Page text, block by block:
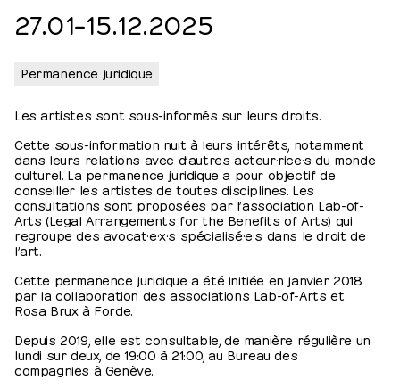
27.01⁠–⁠​15.12.2025
Permanence juridique
Les artistes sont sous-informés sur leurs droits.
Cette sous-information nuit à leurs intérêts, notamment
dans leurs relations avec d’autres acteur·rice·s du monde
culturel. La permanence juridique a pour objectif de
conseiller les artistes de toutes disciplines. Les
consultations sont proposées par l’association Lab-of-
Arts (Legal Arrangements for the Benefits of Arts) qui
regroupe des avocat·e·x·s spécialisé·e·s dans le droit de
l’art.
Cette permanence juridique a été initiée en janvier 2018
par la collaboration des associations Lab-of-Arts et
Rosa Brux à Forde.
Depuis 2019, elle est consultable, de manière régulière un
lundi sur deux, de 19:00 à 21:00, au Bureau des
compagnies à Genève.